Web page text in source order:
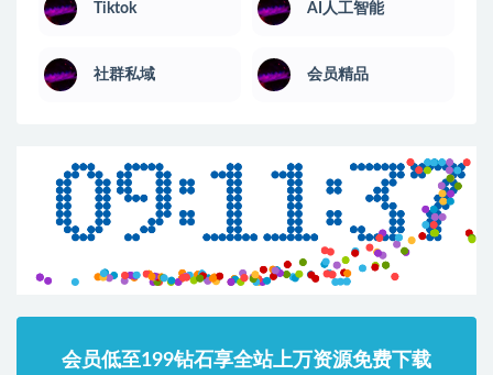
Tiktok AI人工智能
社群私域 会员精品
会员低至199钻石享全站上万资源免费下载